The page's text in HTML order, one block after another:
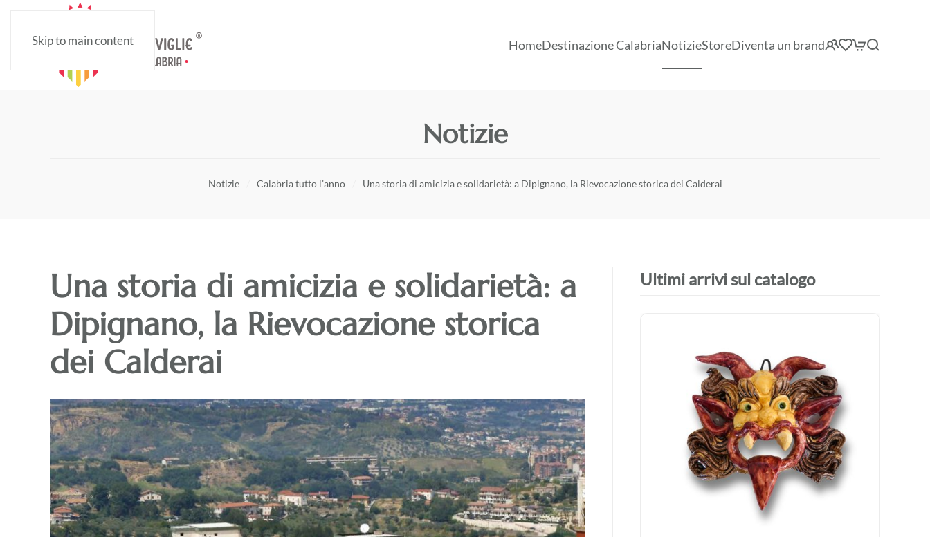
Skip to main content HomeDestinazione CalabriaNotizieStoreDiventa un brand
Notizie
Notizie Calabria tutto l’anno Una storia di amicizia e solidarietà: a Dipignano, la Rievocazione storica dei Calderai
Una storia di amicizia e solidarietà: a
Dipignano, la Rievocazione storica
dei Calderai
Ultimi arrivi sul catalogo